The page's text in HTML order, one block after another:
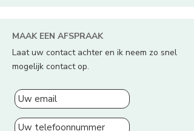
MAAK EEN AFSPRAAK
Laat uw contact achter en ik neem zo snel
mogelijk contact op.